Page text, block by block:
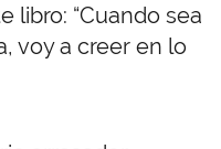
libro: “Cuando sea
voy a creer en lo